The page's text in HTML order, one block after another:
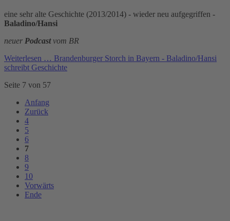
eine sehr alte Geschichte (2013/2014) - wieder neu aufgegriffen -
Baladino/Hansi
neuer Podcastvom BR
Weiterlesen … Brandenburger Storch in Bayern - Baladino/Hansi
schreibt Geschichte
Seite 7 von 57
Anfang
Zurück
4
5
6
7
8
9
10
Vorwärts
Ende